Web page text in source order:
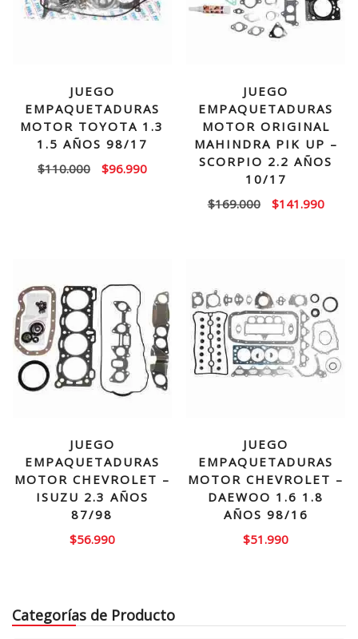
JUEGO
EMPAQUETADURAS
MOTOR TOYOTA 1.3
1.5 AÑOS 98/17
$110.000
El
$96.990El
JUEGO
EMPAQUETADURAS
MOTOR ORIGINAL
MAHINDRA PIK UP –
SCORPIO 2.2 AÑOS
10/17
$169.000
El
$141.990El
JUEGO
EMPAQUETADURAS
MOTOR CHEVROLET –
ISUZU 2.3 AÑOS
87/98
$56.990
JUEGO
EMPAQUETADURAS
MOTOR CHEVROLET –
DAEWOO 1.6 1.8
AÑOS 98/16
$51.990
Categorías de Producto